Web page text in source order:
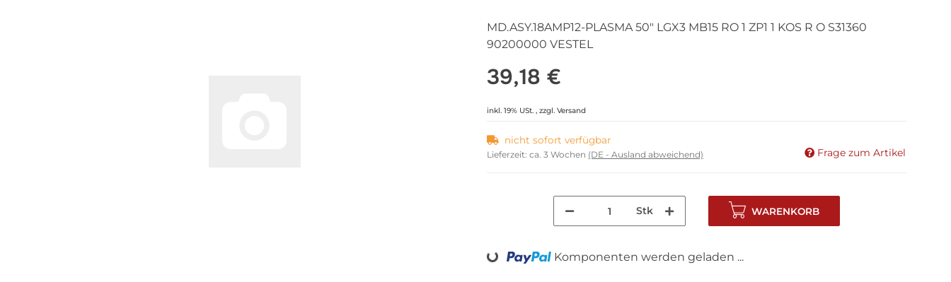
MD.ASY.18AMP12-PLASMA 50" LGX3 MB15 RO 1 ZP1 1 KOS R O S31360
90200000 VESTEL
39,18 €
inkl. 19% USt. , zzgl. Versand
nicht sofort verfügbar
Lieferzeit: ca. 3 Wochen (DE - Ausland abweichend) Frage zum Artikel
Stk WARENKORB
Komponenten werden geladen ...